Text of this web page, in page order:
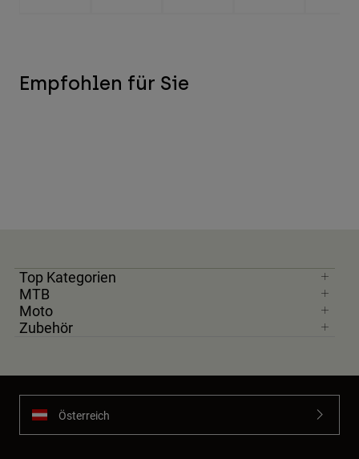
Empfohlen für Sie
Top Kategorien
MTB
Moto
Zubehör
Österreich